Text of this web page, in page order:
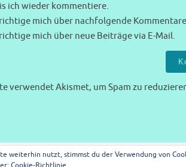
ich wieder kommentiere.
mich über nachfolgende
mich über neue Beiträge via E-Mail.
verwendet Akismet, um Spam zu
weiterhin nutzt, stimmst du der Verwendung von